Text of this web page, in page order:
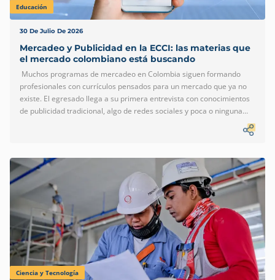
Educación
30 De Julio De 2026
Mercadeo y Publicidad en la ECCI: las materias que
el mercado colombiano está buscando
Muchos programas de mercadeo en Colombia siguen formando
profesionales con currículos pensados para un mercado que ya no
existe. El egresado llega a su primera entrevista con conocimientos
de publicidad tradicional, algo de redes sociales y poca o ninguna
exposición a data, automatización o estrategia digital avanzada. Las
empresas lo notan — y lo mencionan en sus procesos de selección.
digital concentra hoy el 59 % de toda la inversión publicitaria del país
y creció 7,6 % en 2025 hasta superar los $3,04 billones, según el
Reporte de Inversión en Publicidad […]
Ciencia y Tecnología